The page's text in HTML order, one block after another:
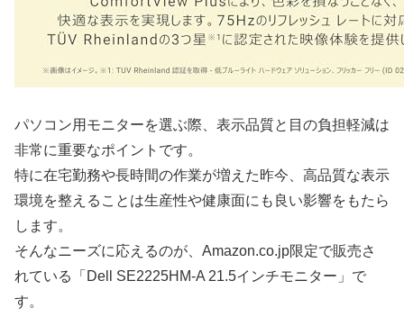
パソコン用モニターを選ぶ際、表示品質と目の負担軽減は
非常に重要なポイントです。
特に在宅勤務や長時間の作業が増えた昨今、高品質な表示
環境を整えることは生産性や健康面にも良い影響をもたら
します。
そんなニーズに応えるのが、Amazon.co.jp限定で販売さ
れている「Dell SE2225HM-A 21.5インチモニター」で
す。